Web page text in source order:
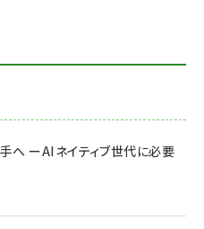
へ ーAIネイティブ世代に必要